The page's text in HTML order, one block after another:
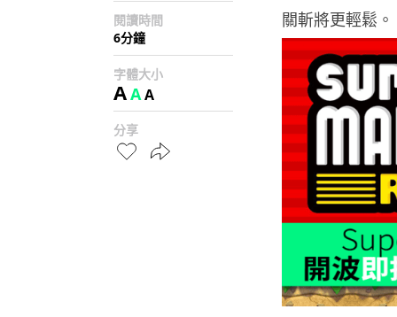
閱讀時間
6分鐘
字體大小
AAA
分享
關斬將更輕鬆。